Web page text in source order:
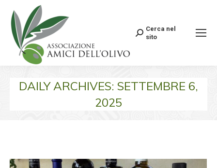
Search:
Cerca nel
sito
DAILY ARCHIVES: SETTEMBRE 6,
2025